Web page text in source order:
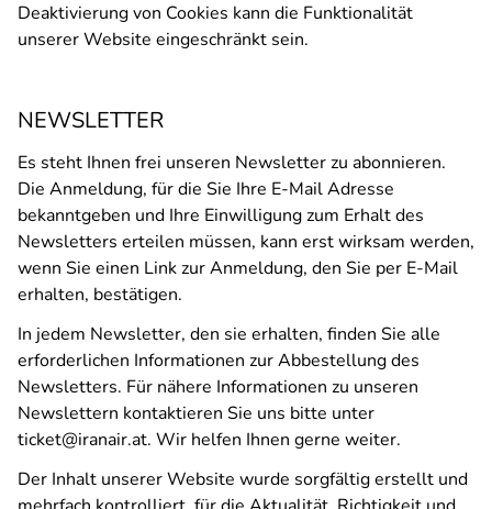
Deaktivierung von Cookies kann die Funktionalität
unserer Website eingeschränkt sein.
NEWSLETTER
Es steht Ihnen frei unseren Newsletter zu abonnieren.
Die Anmeldung, für die Sie Ihre E-Mail Adresse
bekanntgeben und Ihre Einwilligung zum Erhalt des
Newsletters erteilen müssen, kann erst wirksam werden,
wenn Sie einen Link zur Anmeldung, den Sie per E-Mail
erhalten, bestätigen.
In jedem Newsletter, den sie erhalten, finden Sie alle
erforderlichen Informationen zur Abbestellung des
Newsletters. Für nähere Informationen zu unseren
Newslettern kontaktieren Sie uns bitte unter
ticket@iranair.at. Wir helfen Ihnen gerne weiter.
Der Inhalt unserer Website wurde sorgfältig erstellt und